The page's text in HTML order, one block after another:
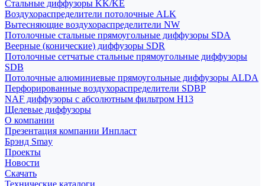
Стальные диффузоры KK/KE
Воздухораспределители потолочные ALK
Вытесняющие воздухораспределители NW
Потолочные стальные прямоугольные диффузоры SDA
Веерные (конические) диффузоры SDR
Потолочные сетчатые стальные прямоугольные диффузоры
SDB
Потолочные алюминиевые прямоугольные диффузоры ALDA
Перфорированные воздухораспределители SDBP
NAF диффузоры с абсолютным фильтром Н13
Щелевые диффузоры
О компании
Презентация компании Инпласт
Брэнд Smay
Проекты
Новости
Скачать
Технические каталоги